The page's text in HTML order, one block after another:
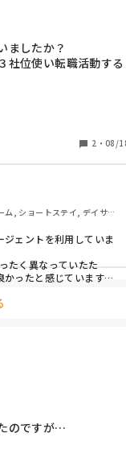
ましたか？
社位使い転職活動する
2 ・ 08/
ム, ショートステイ, デイサー
ェントを利用していま
たく異なっていたた
ったと感じています。
設を紹介してもらえる
のですが…
うとしんどく。